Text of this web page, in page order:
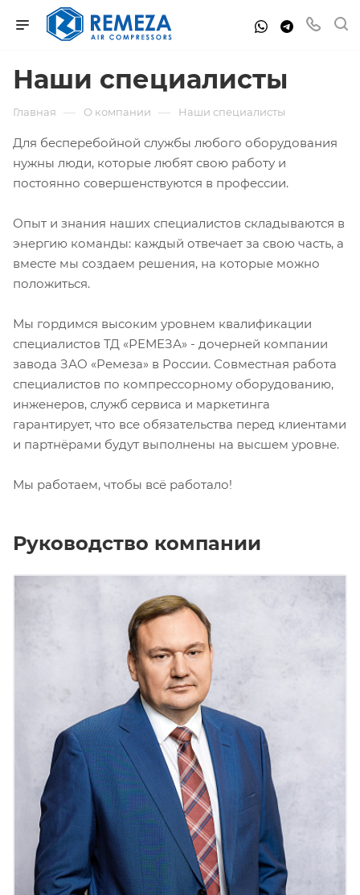
Наши специалисты
Главная — О компании — Наши специалисты
Для бесперебойной службы любого оборудования
нужны люди, которые любят свою работу и
постоянно совершенствуются в профессии.
Опыт и знания наших специалистов складываются в
энергию команды: каждый отвечает за свою часть, а
вместе мы создаем решения, на которые можно
положиться.
Мы гордимся высоким уровнем квалификации
специалистов ТД «РЕМЕЗА» - дочерней компании
завода ЗАО «Ремеза» в России. Совместная работа
специалистов по компрессорному оборудованию,
инженеров, служб сервиса и маркетинга
гарантирует, что все обязательства перед клиентами
и партнёрами будут выполнены на высшем уровне.
Мы работаем, чтобы всё работало!
Руководство компании